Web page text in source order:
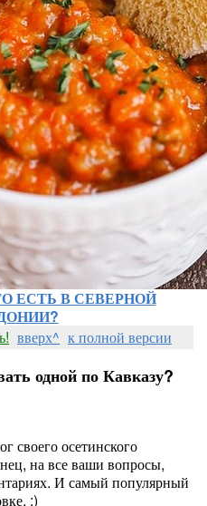
ЕСТЬ В СЕВЕРНОЙ
вверх^ к полной версии
одной по Кавказу?
своего осетинского
на все ваши вопросы,
И самый популярный
:)